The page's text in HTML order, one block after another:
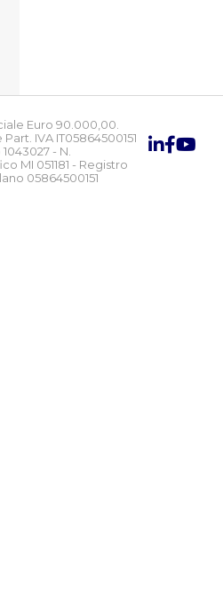
Euro 90.000,00.
IVA IT05864500151
- N.
MI 051181 - Registro
05864500151